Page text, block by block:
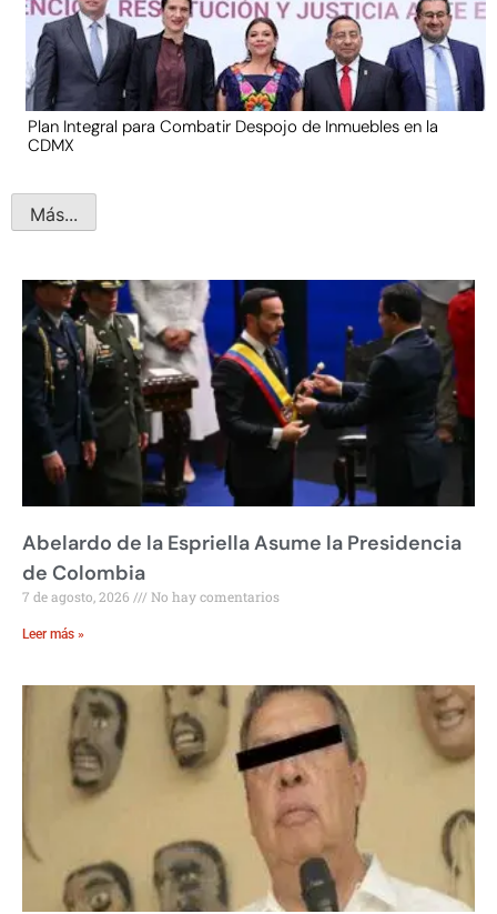
Plan Integral para Combatir Despojo de Inmuebles en la
CDMX
Más...
Abelardo de la Espriella Asume la Presidencia
de Colombia
7 de agosto, 2026 No hay comentarios
Leer más »